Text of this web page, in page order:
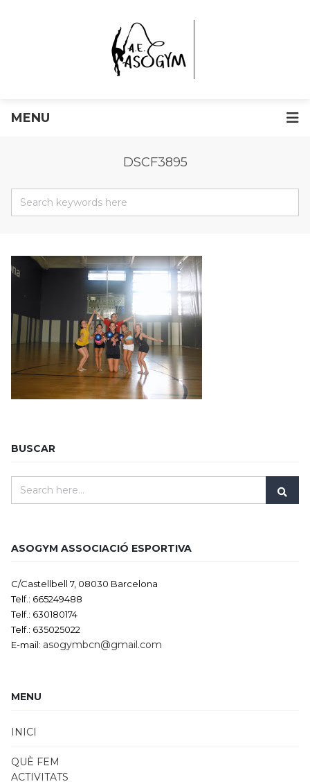
MENU
DSCF3895
BUSCAR
ASOGYM ASSOCIACIÓ ESPORTIVA
C/Castellbell 7, 08030 Barcelona
Telf.: 665249488
Telf.: 630180174
Telf.: 635025022
E-mail: asogymbcn@gmail.com
MENU
INICI
QUÈ FEM
ACTIVITATS